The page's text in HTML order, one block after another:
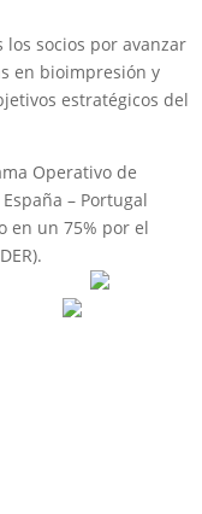
socios por avanzar
en bioimpresión y
estratégicos del
Operativo de
– Portugal
en un 75% por el